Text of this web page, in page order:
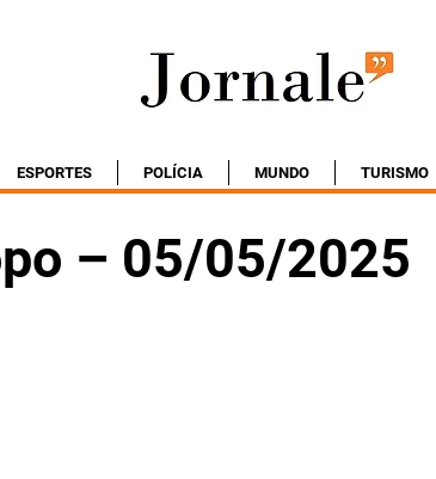
ESPORTES POLÍCIA MUNDO TURISMO
– 05/05/2025